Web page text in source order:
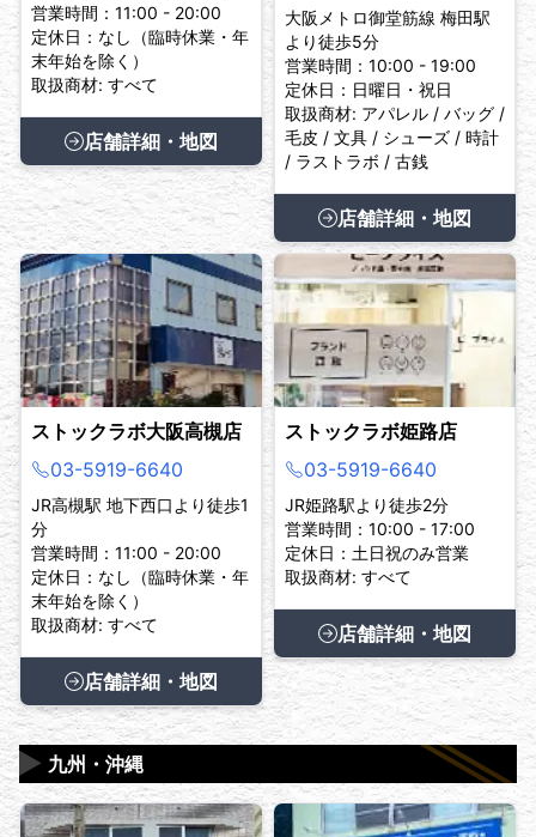
営業時間：11:00 - 20:00
定休日：なし（臨時休業・年
末年始を除く）
取扱商材: すべて
店舗詳細・地図
大阪メトロ御堂筋線 梅田駅
より徒歩5分
営業時間：10:00 - 19:00
定休日：日曜日・祝日
取扱商材: アパレル / バッグ /
毛皮 / 文具 / シューズ / 時計
/ ラストラボ / 古銭
店舗詳細・地図
ストックラボ大阪高槻店
03-5919-6640
JR高槻駅 地下西口より徒歩1
分
営業時間：11:00 - 20:00
定休日：なし（臨時休業・年
末年始を除く）
取扱商材: すべて
店舗詳細・地図
ストックラボ姫路店
03-5919-6640
JR姫路駅より徒歩2分
営業時間：10:00 - 17:00
定休日：土日祝のみ営業
取扱商材: すべて
店舗詳細・地図
九州・沖縄
▶